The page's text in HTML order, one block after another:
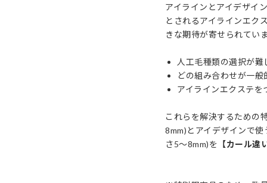
アイラインとアイデザイ
とされるアイラインエク
きな期待が寄せられてい
人工毛種類の選択が難
どの組み合わせが一
アイラインエクステ
これらを解決するための
8mm)とアイデザインで
さ5〜8mm)を 【カール違